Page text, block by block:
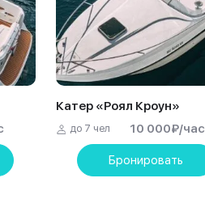
Катер «Роял Кроун»
до 7 чел 10 000₽/час
Бронировать